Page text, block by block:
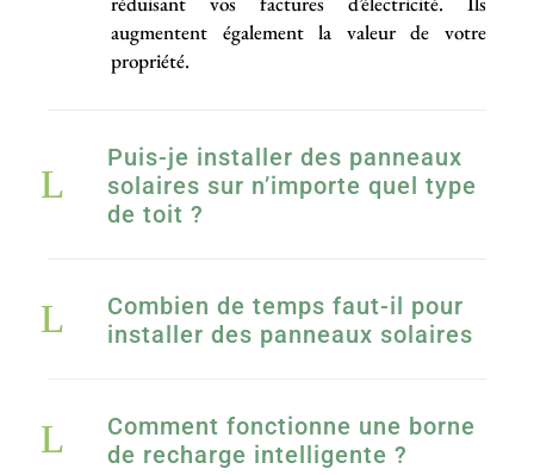
augmentent également la valeur de votre
propriété.
Puis-je installer des panneaux
solaires sur n’importe quel type
de toit ?
Combien de temps faut-il pour
installer des panneaux solaires
Comment fonctionne une borne
de recharge intelligente ?